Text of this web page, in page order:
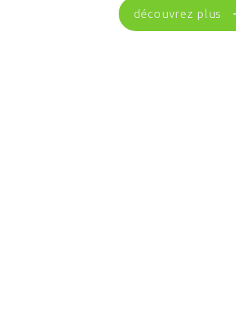
découvrez plus